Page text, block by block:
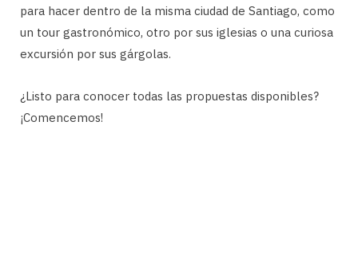
para hacer dentro de la misma ciudad de Santiago, como
un tour gastronómico, otro por sus iglesias o una curiosa
excursión por sus gárgolas.
¿Listo para conocer todas las propuestas disponibles?
¡Comencemos!